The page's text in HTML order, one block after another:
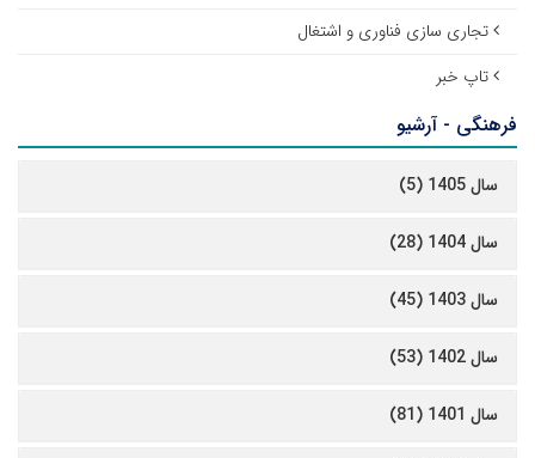
تجاری سازی فناوری و اشتغال
تاپ خبر
فرهنگی - آرشیو
سال 1405 (5)
سال 1404 (28)
سال 1403 (45)
سال 1402 (53)
سال 1401 (81)